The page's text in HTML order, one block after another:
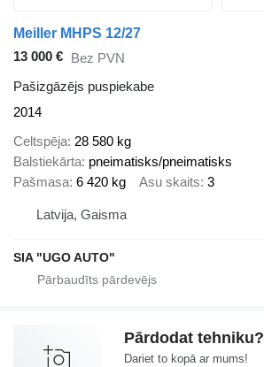
Meiller MHPS 12/27
13 000 € Bez PVN
Pašizgāzējs puspiekabe
2014
Celtspēja 28 580 kg
Balstiekārta pneimatisks/pneimatisks
Pašmasa 6 420 kg Asu skaits 3
Latvija, Gaisma
SIA "UGO AUTO"
Pārdodat tehniku?
Dariet to kopā ar mums!